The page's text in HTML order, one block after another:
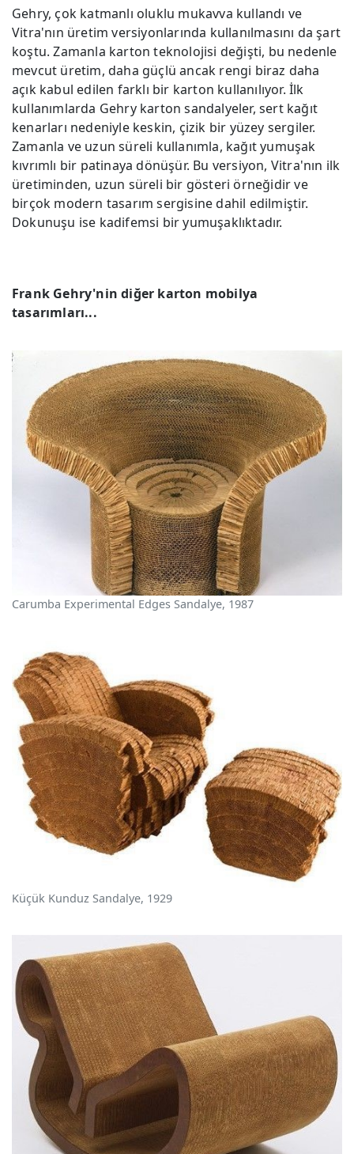
Gehry, çok katmanlı oluklu mukavva kullandı ve
Vitra'nın üretim versiyonlarında kullanılmasını da şart
koştu. Zamanla karton teknolojisi değişti, bu nedenle
mevcut üretim, daha güçlü ancak rengi biraz daha
açık kabul edilen farklı bir karton kullanılıyor. İlk
kullanımlarda Gehry karton sandalyeler, sert kağıt
kenarları nedeniyle keskin, çizik bir yüzey sergiler.
Zamanla ve uzun süreli kullanımla, kağıt yumuşak
kıvrımlı bir patinaya dönüşür. Bu versiyon, Vitra'nın ilk
üretiminden, uzun süreli bir gösteri örneğidir ve
birçok modern tasarım sergisine dahil edilmiştir.
Dokunuşu ise kadifemsi bir yumuşaklıktadır.
Frank Gehry'nin diğer karton mobilya
tasarımları...
Carumba Experimental Edges Sandalye, 1987
Küçük Kunduz Sandalye, 1929